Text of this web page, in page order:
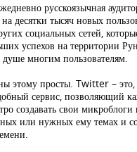
русскоязычная
на десятки тысяч новых
социальных сетей,
успехов на территории
многим пользователям.
этому просты. Twitter –
сервис, позволяющий
создавать свои
или нужных ему темах и